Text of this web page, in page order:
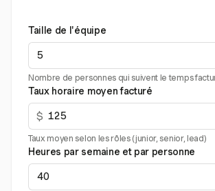
Taille de l'équipe
Nombre de personnes qui suivent le temps
Taux horaire moyen facturé
$
Taux moyen selon les rôles (junior, senior, lead)
Heures par semaine et par personne